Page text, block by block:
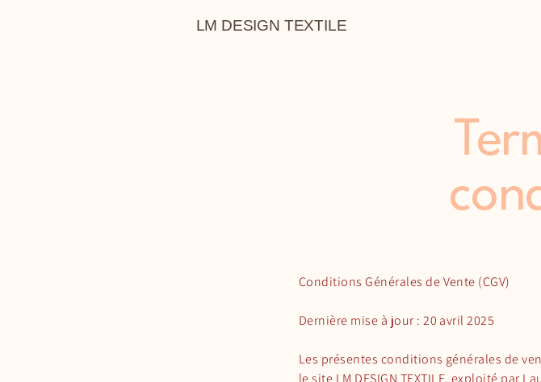
LM DESIGN TEXTILE
Conditions Générales de Vente (CGV)
Dernière mise à jour : 20 avril 2025
Les présentes conditions générales de
le site LM DESIGN TEXTILE, exploité par